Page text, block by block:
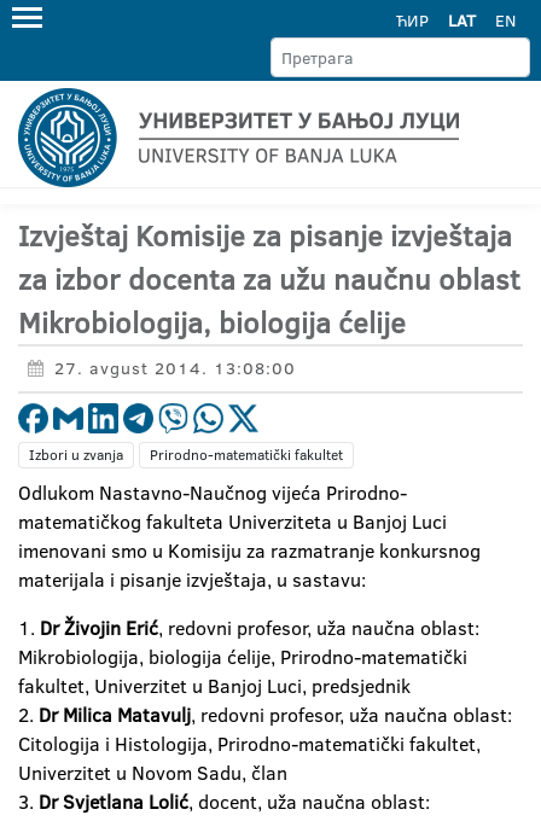
ЋИР LAT EN
Izvještaj Komisije za pisanje izvještaja
za izbor docenta za užu naučnu oblast
Mikrobiologija, biologija ćelije
27. avgust 2014. 13:08:00
Izbori u zvanja Prirodno-matematički fakultet
Odlukom Nastavno-Naučnog vijeća Prirodno-
matematičkog fakulteta Univerziteta u Banjoj Luci
imenovani smo u Komisiju za razmatranje konkursnog
materijala i pisanje izvještaja, u sastavu:
1. Dr Živojin Erić, redovni profesor, uža naučna oblast:
Mikrobiologija, biologija ćelije, Prirodno-matematički
fakultet, Univerzitet u Banjoj Luci, predsjednik
2. Dr Milica Matavulj, redovni profesor, uža naučna oblast:
Citologija i Histologija, Prirodno-matematički fakultet,
Univerzitet u Novom Sadu, član
3. Dr Svjetlana Lolić, docent, uža naučna oblast: